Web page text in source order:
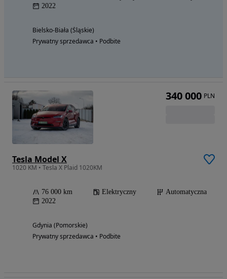
2022
Bielsko-Biała (Śląskie)
Prywatny sprzedawca • Podbite
Tesla Model X
1020 KM • Tesla X Plaid 1020KM
76 000 km Elektryczny
Automatyczna
2022
Gdynia (Pomorskie)
Prywatny sprzedawca • Podbite
340 000 PLN